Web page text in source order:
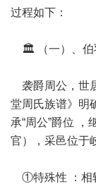
过程如下：
🏛️ （一）、伯
袭爵周公，世
堂周氏族谱》明
承“周公”爵位
官），采邑位于
①特殊性 ：相